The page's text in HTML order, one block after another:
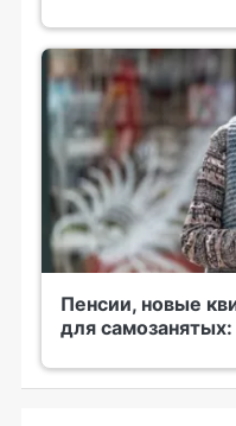
Пенсии, новые
для самозанятых: